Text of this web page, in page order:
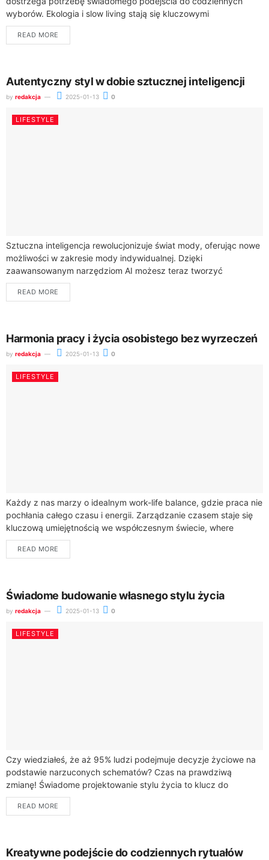
wyborów. Ekologia i slow living stają się kluczowymi
koncepcjami, które pozwalają nam żyć bardziej odpowiedzialnie
wobec środowiska...
READ MORE
Autentyczny styl w dobie sztucznej inteligencji
by redakcja 2025-01-13 0
LIFESTYLE
Sztuczna inteligencja rewolucjonizuje świat mody, oferując nowe
możliwości w zakresie mody indywidualnej. Dzięki
zaawansowanym narzędziom AI możesz teraz tworzyć
niepowtarzalny styl, który w pełni odzwierciedla Twoją
osobowość.Nowoczesne technologie AI w...
READ MORE
Harmonia pracy i życia osobistego bez wyrzeczeń
by redakcja 2025-01-13 0
LIFESTYLE
Każdy z nas marzy o idealnym work-life balance, gdzie praca nie
pochłania całego czasu i energii. Zarządzanie czasem staje się
kluczową umiejętnością we współczesnym świecie, where
profesjonalne zobowiązania często konkurują...
READ MORE
Świadome budowanie własnego stylu życia
by redakcja 2025-01-13 0
LIFESTYLE
Czy wiedziałeś, że aż 95% ludzi podejmuje decyzje życiowe na
podstawie narzuconych schematów? Czas na prawdziwą
zmianę! Świadome projektowanie stylu życia to klucz do
transformacji, który pozwoli Ci wyrwać się...
READ MORE
Kreatywne podejście do codziennych rytuałów